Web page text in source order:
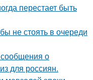
перестает быть
не стоять в очереди
о
для россиян.